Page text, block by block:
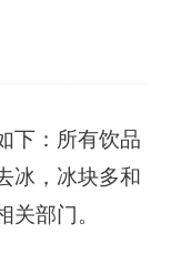
：所有饮品
冰，冰块多和
关部门。